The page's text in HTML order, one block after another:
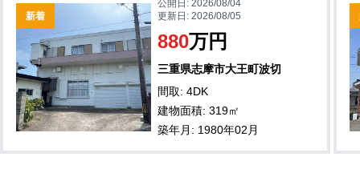
新着
公開日:2026/08/04
更新日:2026/08/05
880万円
三重県志摩市大王町波切
間取: 4DK
建物面積: 319㎡
築年月: 1980年02月